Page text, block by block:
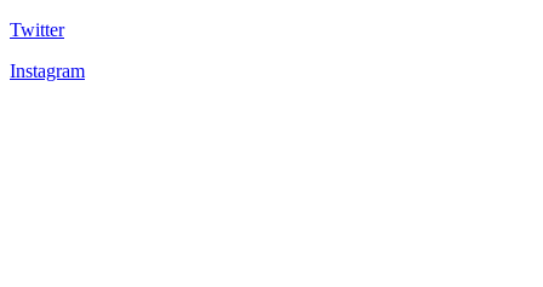
Twitter
Instagram